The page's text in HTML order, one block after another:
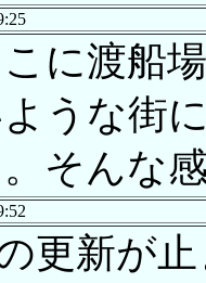
に渡船
うな街
そんな
更新が